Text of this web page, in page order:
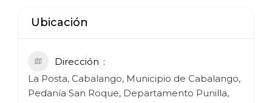
Ubicación
Dirección
La Posta, Cabalango, Municipio de Cabalango,
Pedanía San Roque, Departamento Punilla,